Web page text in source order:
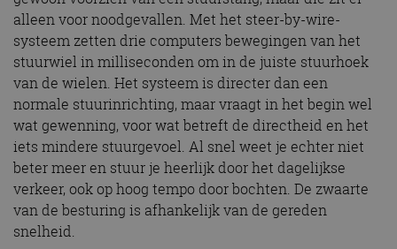
alleen voor noodgevallen. Met het steer-by-wire-
systeem zetten drie computers bewegingen van het
stuurwiel in milliseconden om in de juiste stuurhoek
van de wielen. Het systeem is directer dan een
normale stuurinrichting, maar vraagt in het begin wel
wat gewenning, voor wat betreft de directheid en het
iets mindere stuurgevoel. Al snel weet je echter niet
beter meer en stuur je heerlijk door het dagelijkse
verkeer, ook op hoog tempo door bochten. De zwaarte
van de besturing is afhankelijk van de gereden
snelheid.